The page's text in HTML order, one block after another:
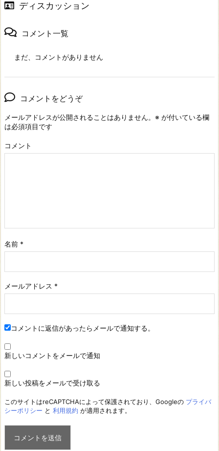
ディスカッション
コメント一覧
まだ、コメントがありません
コメントをどうぞ
メールアドレスが公開されることはありません。 ※ が付いている欄
は必須項目です
コメント
名前 *
メールアドレス *
コメントに返信があったらメールで通知する。
新しいコメントをメールで通知
新しい投稿をメールで受け取る
このサイトはreCAPTCHAによって保護されており、Googleの プライバ
シーポリシー と 利用規約 が適用されます。